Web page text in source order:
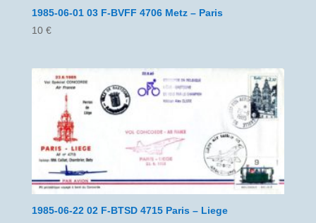
1985-06-01 03 F-BVFF 4706 Metz – Paris
10 €
1985-06-22 02 F-BTSD 4715 Paris – Liege